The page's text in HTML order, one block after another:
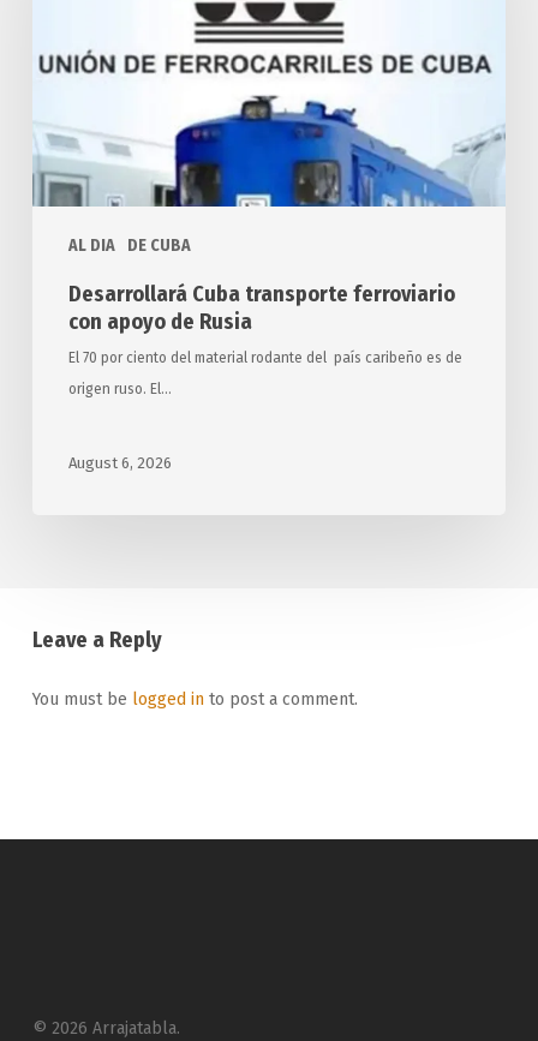
AL DIA DE CUBA
apoyo
Desarrollará Cuba transporte ferroviario
con apoyo de Rusia
El 70 por ciento del material rodante del país caribeño es de
origen ruso. El…
August 6, 2026
Leave a Reply
You must be logged into post a comment.
© 2026 Arrajatabla.